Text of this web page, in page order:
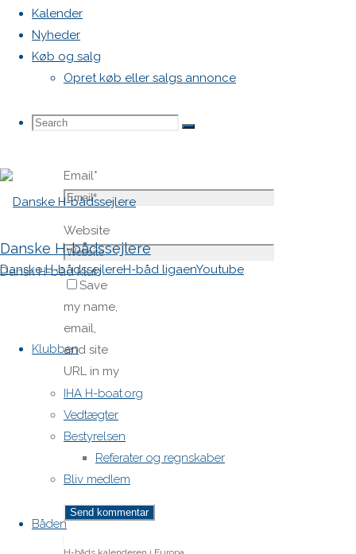
Kalender
Nyheder
Køb og salg
Opret køb eller salgs annonce
Search
Search
Search
Danske H-bådssejlere
Dansk H-båd klub
Danske H-bådssejlereH-båd ligaenYoutube
Klubben
IHA H-boat.org
Vedtægter
Bestyrelsen
Referater og regnskaber
Bliv medlem
Båden
Name*
Email*
Website
Save
my name,
email,
and site
URL in my
browser
for next
time I
post a
comment.